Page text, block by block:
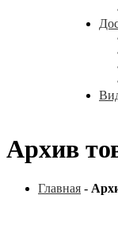
Архив
Главная -